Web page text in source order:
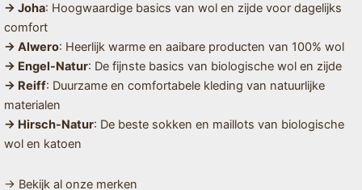
→ Joha: Hoogwaardige basics van wol en zijde voor dagelijks
comfort
→ Alwero: Heerlijk warme en aaibare producten van 100% wol
→ Engel-Natur: De fijnste basics van biologische wol en zijde
→ Reiff: Duurzame en comfortabele kleding van natuurlijke
materialen
→ Hirsch-Natur: De beste sokken en maillots van biologische
wol en katoen
→ Bekijk al onze merken